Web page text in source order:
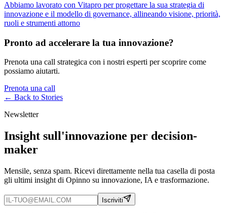
Abbiamo lavorato con Vitapro per progettare la sua strategia di
innovazione e il modello di governance, allineando visione, priorità,
ruoli e strumenti attorno
Pronto ad accelerare la tua innovazione?
Prenota una call strategica con i nostri esperti per scoprire come
possiamo aiutarti.
Prenota una call
← Back to Stories
Newsletter
Insight sull'innovazione per decision-
maker
Mensile, senza spam. Ricevi direttamente nella tua casella di posta
gli ultimi insight di Opinno su innovazione, IA e trasformazione.
Iscriviti